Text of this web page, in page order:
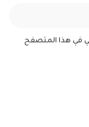
في هذا المتصفح